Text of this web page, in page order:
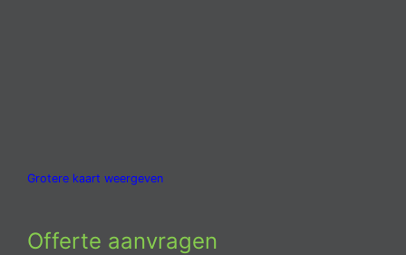
Grotere kaart weergeven
Offerte aanvragen